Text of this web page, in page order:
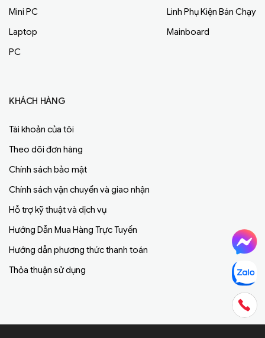
Mini PC
Laptop
PC
Linh Phụ Kiện Bán Chạy
Mainboard
KHÁCH HÀNG
Tài khoản của tôi
Theo dõi đơn hàng
Chính sách bảo mật
Chính sách vận chuyển và giao nhận
Hỗ trợ kỹ thuật và dịch vụ
Hướng Dẫn Mua Hàng Trực Tuyến
Hướng dẫn phương thức thanh toán
Thỏa thuận sử dụng